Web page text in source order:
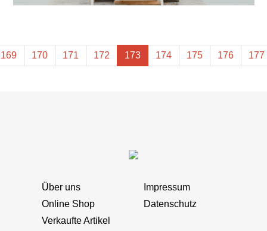
169 170 171 172 173 174 175 176 177
Über uns
Impressum
Online Shop
Datenschutz
Verkaufte Artikel